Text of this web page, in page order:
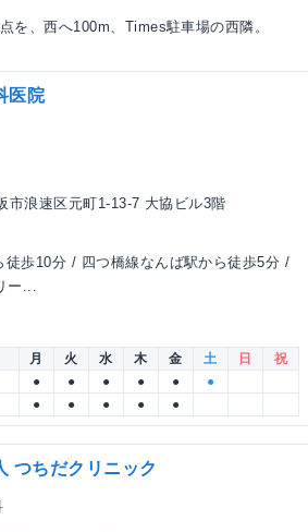
を、西へ100m、Times駐車場の西隣。
医院
市浪速区元町1-13-7 大協ビル3階
徒歩10分 / 四つ橋線なんば駅から徒歩5分 /
ー...
月 火 水 木 金 土 日
祝
● ● ● ● ●
●
● ● ● ● ●
つちだクリニック